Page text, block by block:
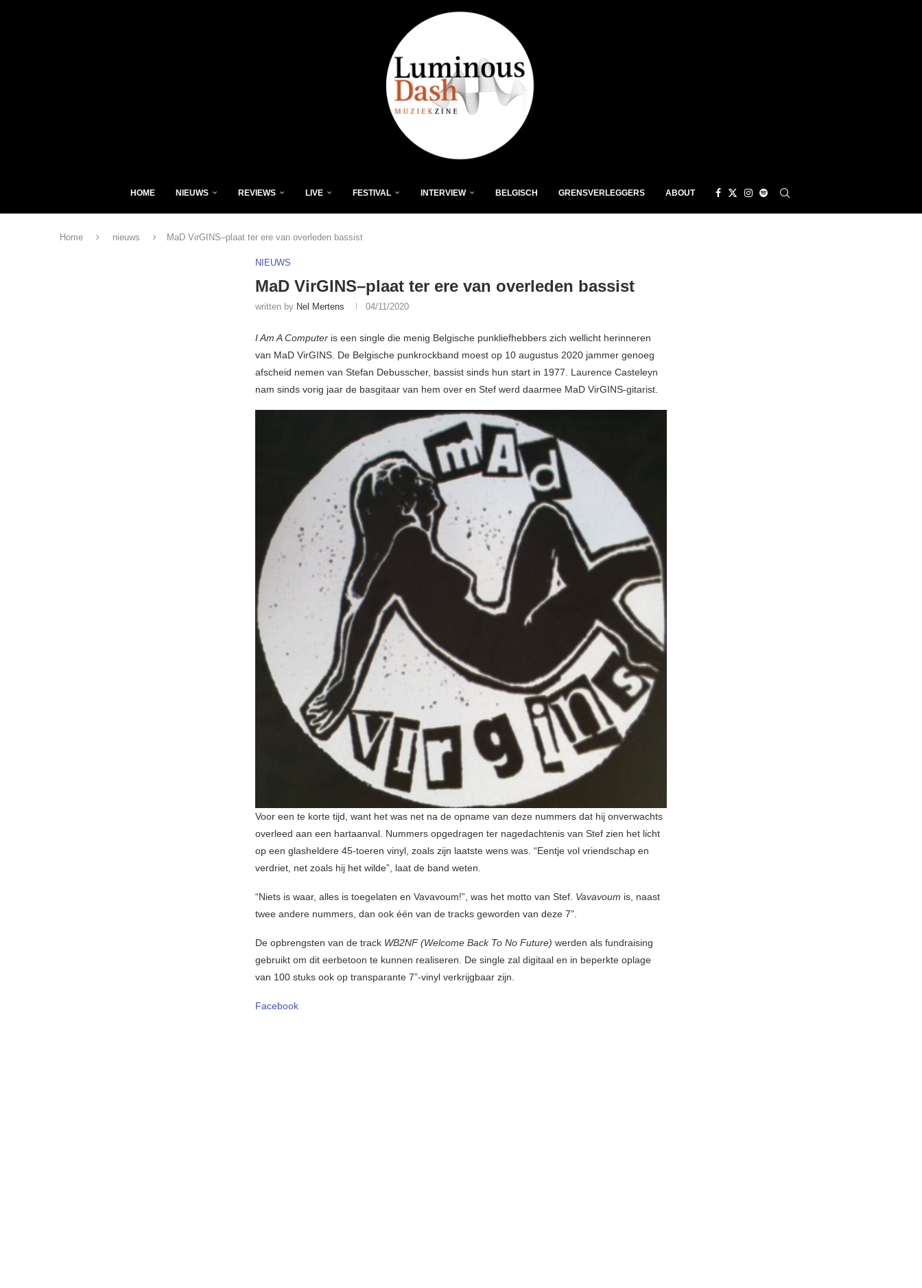
HOME NIEUWS REVIEWS LIVE FESTIVAL INTERVIEW BELGISCH GRENSVERLEGGERS ABOUT
Home nieuws MaD VirGINS–plaat ter ere van overleden bassist
NIEUWS
MaD VirGINS–plaat ter ere van overleden bassist
written by Nel Mertens 04/11/2020
I Am A Computer is een single die menig Belgische punkliefhebbers zich wellicht herinneren
van MaD VirGINS. De Belgische punkrockband moest op 10 augustus 2020 jammer genoeg
afscheid nemen van Stefan Debusscher, bassist sinds hun start in 1977. Laurence Casteleyn
nam sinds vorig jaar de basgitaar van hem over en Stef werd daarmee MaD VirGINS-gitarist.
Voor een te korte tijd, want het was net na de opname van deze nummers dat hij onverwachts
overleed aan een hartaanval. Nummers opgedragen ter nagedachtenis van Stef zien het licht
op een glasheldere 45-toeren vinyl, zoals zijn laatste wens was. “Eentje vol vriendschap en
verdriet, net zoals hij het wilde”, laat de band weten.
“Niets is waar, alles is toegelaten en Vavavoum!”, was het motto van Stef. Vavavoum is, naast
twee andere nummers, dan ook één van de tracks geworden van deze 7”.
De opbrengsten van de track WB2NF (Welcome Back To No Future) werden als fundraising
gebruikt om dit eerbetoon te kunnen realiseren. De single zal digitaal en in beperkte oplage
van 100 stuks ook op transparante 7”-vinyl verkrijgbaar zijn.
Facebook